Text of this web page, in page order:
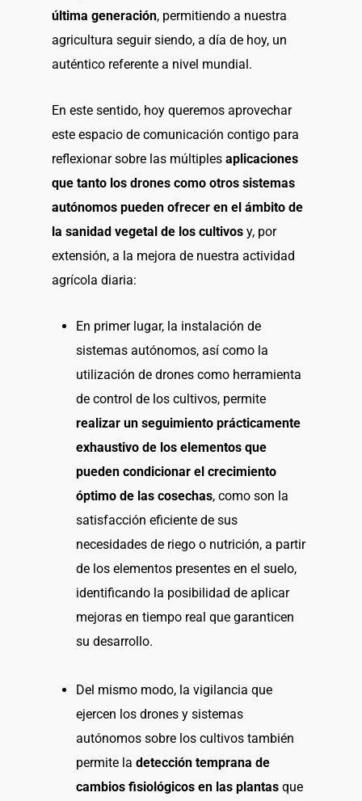
última generación, permitiendo a nuestra
agricultura seguir siendo, a día de hoy, un
auténtico referente a nivel mundial.
En este sentido, hoy queremos aprovechar
este espacio de comunicación contigo para
reflexionar sobre las múltiples aplicaciones
que tanto los drones como otros sistemas
autónomos pueden ofrecer en el ámbito de
la sanidad vegetal de los cultivos y, por
extensión, a la mejora de nuestra actividad
agrícola diaria:
En primer lugar, la instalación de
sistemas autónomos, así como la
utilización de drones como herramienta
de control de los cultivos, permite
realizar un seguimiento prácticamente
exhaustivo de los elementos que
pueden condicionar el crecimiento
óptimo de las cosechas, como son la
satisfacción eficiente de sus
necesidades de riego o nutrición, a partir
de los elementos presentes en el suelo,
identificando la posibilidad de aplicar
mejoras en tiempo real que garanticen
su desarrollo.
Del mismo modo, la vigilancia que
ejercen los drones y sistemas
autónomos sobre los cultivos también
permite la detección temprana de
cambios fisiológicos en las plantas que